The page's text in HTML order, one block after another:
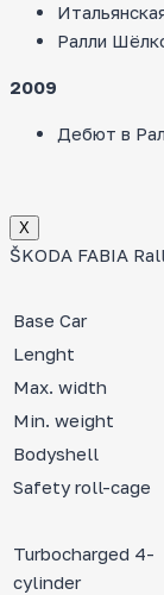
Ралли
2009
Дебют в
Х
ŠKODA FABIA
Base Car
Lenght
Max. width
Min. weight
Bodyshell
Safety roll-cage
Turbocharged 4-
cylinder